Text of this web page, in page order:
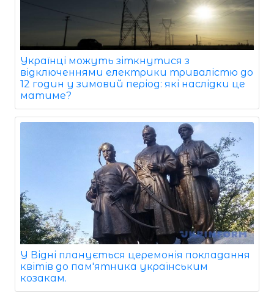
Українці можуть зіткнутися з
відключеннями електрики тривалістю до
12 годин у зимовий період: які наслідки це
матиме?
У Відні планується церемонія покладання
квітів до пам'ятника українським
козакам.